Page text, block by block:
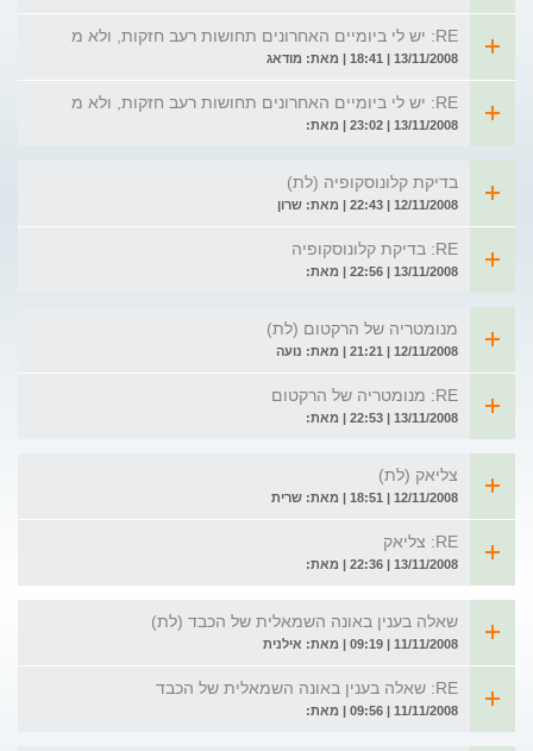
RE: יש לי ביומיים האחרונים תחושות רעב חזקות, ולא מ
13/11/2008 | 18:41 | מאת: מודאג
RE: יש לי ביומיים האחרונים תחושות רעב חזקות, ולא מ
13/11/2008 | 23:02 | מאת:
בדיקת קלונוסקופיה (לת)
12/11/2008 | 22:43 | מאת: שרון
RE: בדיקת קלונוסקופיה
13/11/2008 | 22:56 | מאת:
מנומטריה של הרקטום (לת)
12/11/2008 | 21:21 | מאת: נועה
RE: מנומטריה של הרקטום
13/11/2008 | 22:53 | מאת:
צליאק (לת)
12/11/2008 | 18:51 | מאת: שרית
RE: צליאק
13/11/2008 | 22:36 | מאת:
שאלה בענין באונה השמאלית של הכבד (לת)
11/11/2008 | 09:19 | מאת: אילנית
RE: שאלה בענין באונה השמאלית של הכבד
11/11/2008 | 09:56 | מאת: